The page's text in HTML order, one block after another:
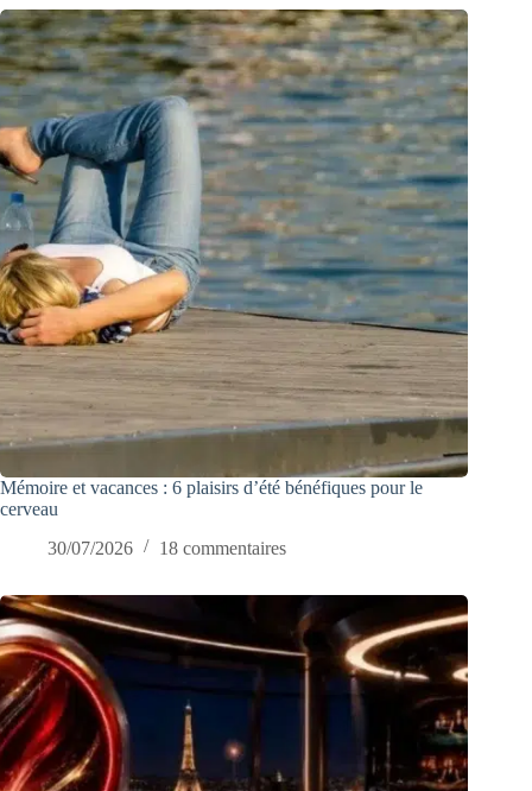
Mémoire et vacances : 6 plaisirs d’été bénéfiques pour le
cerveau
30/07/2026
18 commentaires